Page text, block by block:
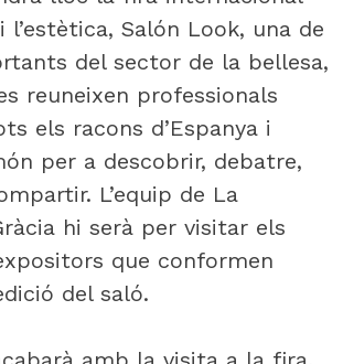
Salón Look, una de
del sector de la bellesa,
reuneixen professionals
els racons d’Espanya i
per a descobrir, debatre,
L’equip de La
hi serà per visitar els
que conformen
del saló.